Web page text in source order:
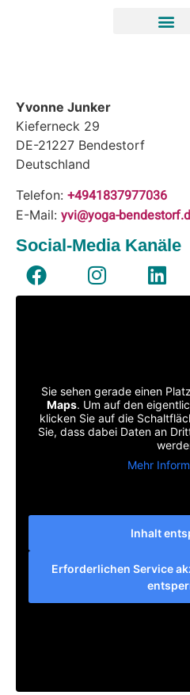
Yvonne Junker
Kieferneck 29
DE-21227 Bendestorf
Deutschland
Telefon: +4941837977036
E-Mail: yvi@yoga-
Social-Media Kanäle
Sie sehen gerade einen
Maps. Um auf den
klicken Sie auf die
Sie, dass dabei Daten an
Mehr
Inhalt
Erforderlichen Service